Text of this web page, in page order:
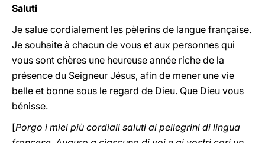
Saluti
Je salue cordialement les pèlerins de langue française.
Je souhaite à chacun de vous et aux personnes qui
vous sont chères une heureuse année riche de la
présence du Seigneur Jésus, afin de mener une vie
belle et bonne sous le regard de Dieu. Que Dieu vous
bénisse.
[Porgo i miei più cordiali saluti ai pellegrini di lingua